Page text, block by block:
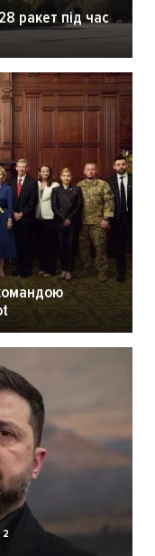
ракет під час